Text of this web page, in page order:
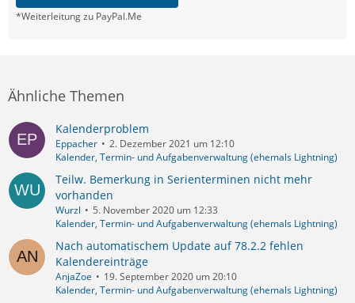
*Weiterleitung zu PayPal.Me
Ähnliche Themen
Kalenderproblem
Eppacher
2. Dezember 2021 um 12:10
Kalender, Termin- und Aufgabenverwaltung (ehemals Lightning)
Teilw. Bemerkung in Serienterminen nicht mehr
vorhanden
Wurzl
5. November 2020 um 12:33
Kalender, Termin- und Aufgabenverwaltung (ehemals Lightning)
Nach automatischem Update auf 78.2.2 fehlen
Kalendereinträge
AnjaZoe
19. September 2020 um 20:10
Kalender, Termin- und Aufgabenverwaltung (ehemals Lightning)